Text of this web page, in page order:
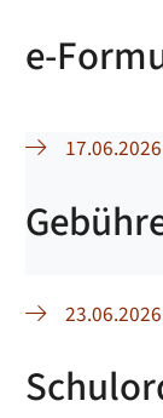
e-